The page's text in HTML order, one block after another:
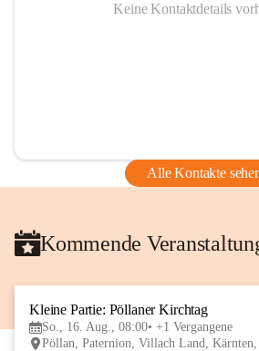
Keine Kontaktdetails
Alle Kontakte
Kommende
Kleine Partie: Pöllaner Kirchtag
So., 16. Aug., 08:00 +1 Vergangene
Pöllan, Paternion, Villach Land,